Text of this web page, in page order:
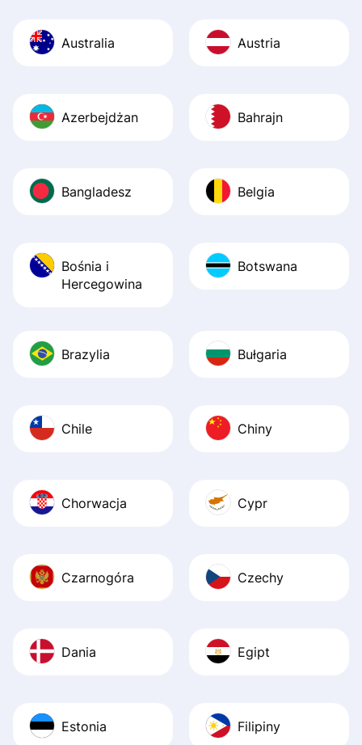
Australia Austria
Azerbejdżan Bahrajn
Bangladesz Belgia
Bośnia i
Hercegowina
Botswana
Brazylia Bułgaria
Chile Chiny
Chorwacja Cypr
Czarnogóra Czechy
Dania Egipt
Estonia Filipiny